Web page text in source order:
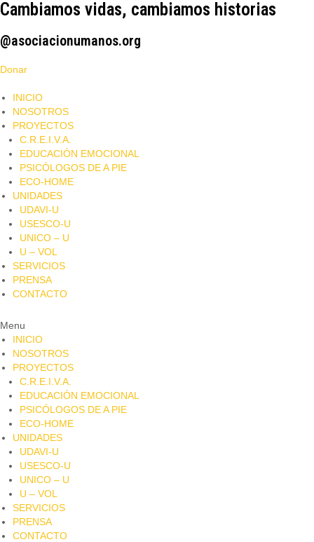
Cambiamos vidas, cambiamos historias
@asociacionumanos.org
Donar
INICIO
NOSOTROS
PROYECTOS
C.R.E.I.V.A.
EDUCACIÓN EMOCIONAL
PSICÓLOGOS DE A PIE​
ECO-HOME
UNIDADES
UDAVI-U
USESCO-U
UNICO – U
U – VOL
SERVICIOS
PRENSA
CONTACTO
Menu
INICIO
NOSOTROS
PROYECTOS
C.R.E.I.V.A.
EDUCACIÓN EMOCIONAL
PSICÓLOGOS DE A PIE​
ECO-HOME
UNIDADES
UDAVI-U
USESCO-U
UNICO – U
U – VOL
SERVICIOS
PRENSA
CONTACTO